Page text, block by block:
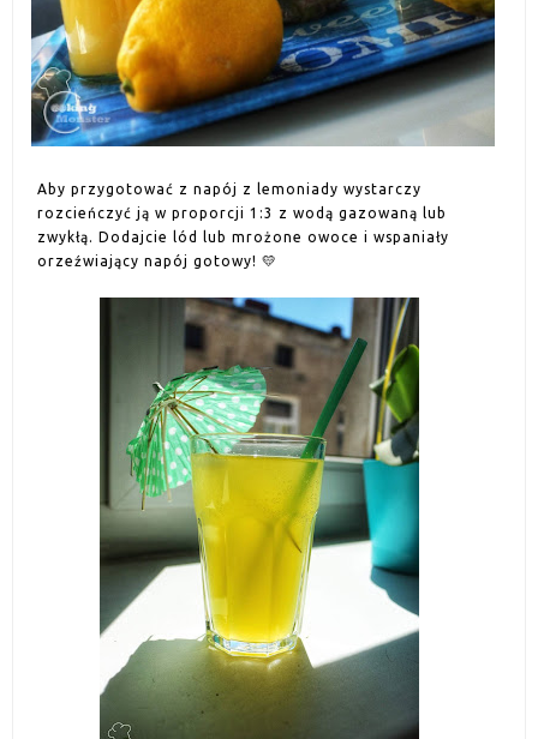
Aby przygotować z napój z lemoniady wystarczy
rozcieńczyć ją w proporcji 1:3 z wodą gazowaną lub
zwykłą. Dodajcie lód lub mrożone owoce i wspaniały
orzeźwiający napój gotowy! 💛